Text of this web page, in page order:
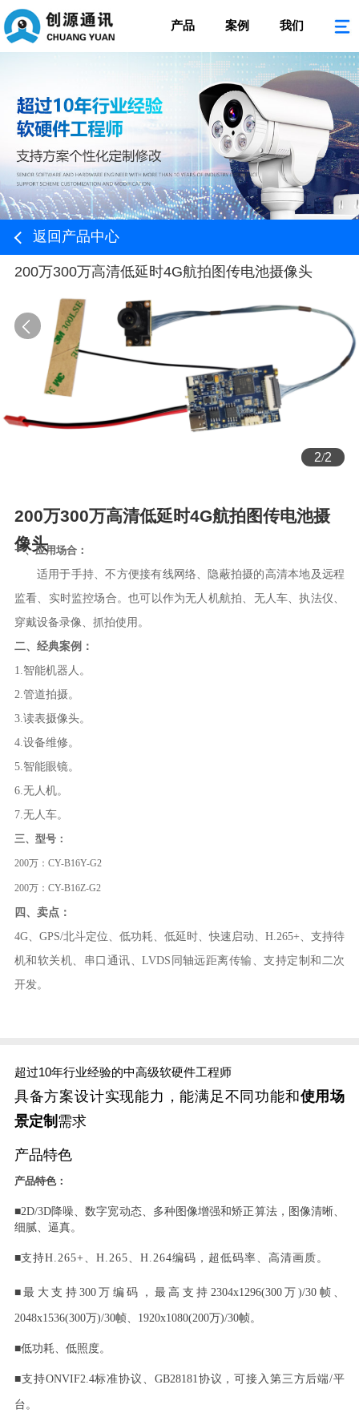
产品 案例 我们
返回产品中心
200万300万高清低延时4G航拍图传电池摄像头
2/2
200万300万高清低延时4G航拍图传电池摄
像头
一、应用场合：
适用于手持、不方便接有线网络、隐蔽拍摄的高清本地及远程
监看、实时监控场合。也可以作为无人机航拍、无人车、执法仪、
穿戴设备录像、抓拍使用。
二、经典案例：
1.智能机器人。
2.管道拍摄。
3.读表摄像头。
4.设备维修。
5.智能眼镜。
6.无人机。
7.无人车。
三、型号：
200万：CY-B16Y-G2
200万：CY-B16Z-G2
四、卖点：
4G、GPS/北斗定位、低功耗、低延时、快速启动、H.265+、支持待
机和软关机、串口通讯、LVDS同轴远距离传输、支持定制和二次
开发。
超过10年行业经验的中高级软硬件工程师
具备方案设计实现能力，能满足不同功能和使用场
景定制 需求
产品特色
产品特色：
■2D/3D降噪、数字宽动态、多种图像增强和矫正算法，图像清晰、
细腻、逼真。
■支持H.265+、H.265、H.264编码，超低码率、高清画质。
■最大支持 300万编码，最高支持 2304x1296(300万)/30帧、
2048x1536(300万)/30帧、 1920x1080(200万)/30帧。
■低功耗、低照度。
■支持ONVIF2.4标准协议、GB28181协议，可接入第三方后端/平
台。